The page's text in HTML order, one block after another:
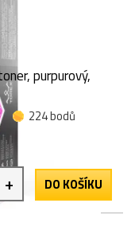
purpurový,
224 bodů
+ DO KOŠÍKU